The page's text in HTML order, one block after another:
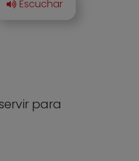
para